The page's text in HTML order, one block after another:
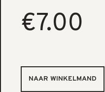
€7.00